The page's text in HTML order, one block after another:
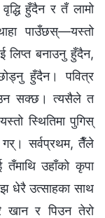
हुँदैन र तँ लामो
पाउँछस्—यस्तो
बनाउनु हुँदैन,
हुँदैन। पवित्र
सक्छ। त्यसैले त
स्थितिमा पुगिस्
सर्वप्रथम, तैँले
तँमाथि उहाँको कृपा
धेरै उत्साहका साथ
खान र पिउन तेरो